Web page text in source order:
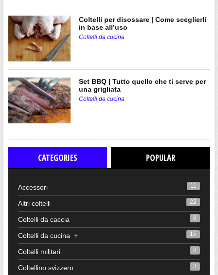
Coltelli per disossare | Come sceglierli
in base all’uso
Coltelli da cucina
Set BBQ | Tutto quello che ti serve per
una grigliata
Coltelli da cucina
CATEGORIES POPULAR
Accessori 11
Altri coltelli 22
Coltelli da caccia 8
Coltelli da cucina + 15
Coltelli militari 8
Coltellino svizzero 3